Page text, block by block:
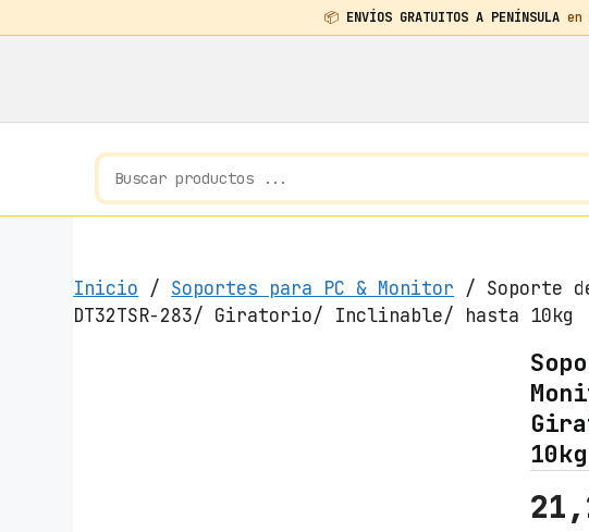
📦 ENVÍOS GRATUITOS A PENÍNSULA en
Inicio / Soportes para PC & Monitor / Soporte
DT32TSR-283/ Giratorio/ Inclinable/ hasta 10kg
10kg